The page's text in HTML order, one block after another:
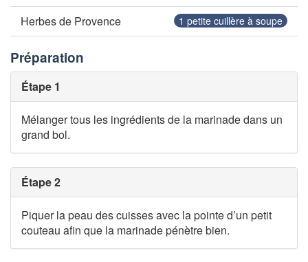
Herbes de Provence 1 petite cuillère à soupe
Préparation
Étape 1
Mélanger tous les ingrédients de la marinade dans un
grand bol.
Étape 2
Piquer la peau des cuisses avec la pointe d’un petit
couteau afin que la marinade pénètre bien.